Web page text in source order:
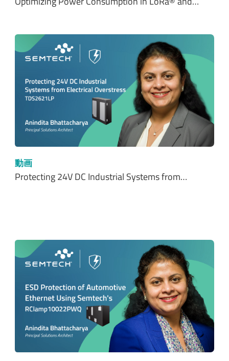
動画
Protecting 24V DC Industrial Systems from…